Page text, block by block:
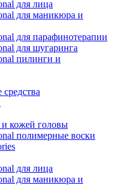
для лица
для маникюра и
для парафинотерапии
для шугаринга
пилинги и
и кожей головы
полимерные воски
для лица
для маникюра и